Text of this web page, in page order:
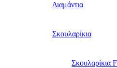
Διαμάντια
Σκουλαρίκια
Σκουλαρίκια